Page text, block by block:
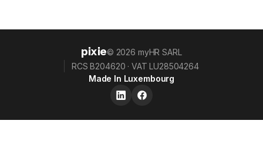
pixie© 2026 myHR SARL
RCS B204620 · VAT LU28504264
Made In Luxembourg